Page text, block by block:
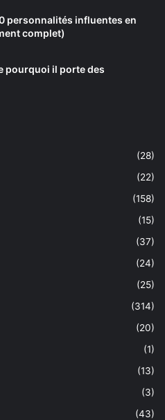
personnalités influentes en
complet)
pourquoi il porte des
(28)
(22)
(158)
(15)
(37)
(24)
(25)
(314)
(20)
(1)
(13)
(3)
(43)